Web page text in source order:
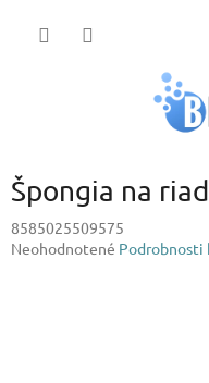
Špongia na
8585025509575
Priemerné
Neohodnotené Podrobnosti